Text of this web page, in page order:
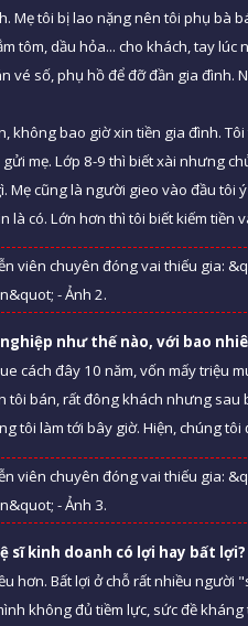
Mẹ tôi bị lao nặng nên tôi phụ bà
tôm, dầu hỏa... cho khách, tay
vé số, phụ hồ để đỡ đần gia
không bao giờ xin tiền gia đình.
mẹ. Lớp 8-9 thì biết xài nhưng
Mẹ cũng là người gieo vào đầu tôi
là có. Lớn hơn thì tôi biết kiếm tiền
như thế nào, với bao
cách đây 10 năm, vốn mấy triệu
tôi bán, rất đông khách nhưng
tôi làm tới bây giờ. Hiện, chúng
sĩ kinh doanh có lợi hay bất lợi?
hơn. Bất lợi ở chỗ rất nhiều người
không đủ tiềm lực, sức đề